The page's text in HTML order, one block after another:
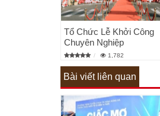
Tổ Chức Lễ Khởi Công
Chuyên Nghiệp
1,782
Bài viết liên quan